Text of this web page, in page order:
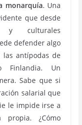
monarquía. Una
que desde
y culturales
defender algo
antípodas de
Finlandia. Un
Sabe que si
salarial que
le impide irse a
¿Cómo